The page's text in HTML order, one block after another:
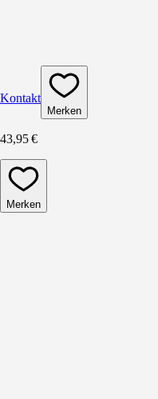
Kontakt
Merken
43,95 €
Merken